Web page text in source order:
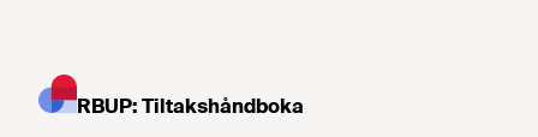
RBUP: Tiltakshåndboka